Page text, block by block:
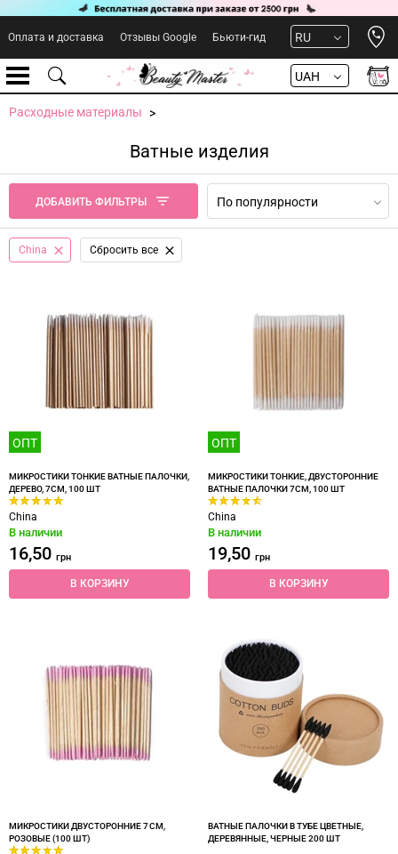
Оплата и доставка Отзывы Google Бьюти-гид RU
UAH
Расходные материалы
Ватные изделия
ДОБАВИТЬ ФИЛЬТРЫ По популярности
China Сбросить все
ОПТ
МИКРОСТИКИ ТОНКИЕ ВАТНЫЕ ПАЛОЧКИ,
ДЕРЕВО, 7СМ, 100 ШТ
China
В наличии
16,50 грн
В КОРЗИНУ
ОПТ
МИКРОСТИКИ ТОНКИЕ, ДВУСТОРОННИЕ
ВАТНЫЕ ПАЛОЧКИ 7СМ, 100 ШТ
China
В наличии
19,50 грн
В КОРЗИНУ
МИКРОСТИКИ ДВУСТОРОННИЕ 7 СМ,
РОЗОВЫЕ (100 ШТ)
ВАТНЫЕ ПАЛОЧКИ В ТУБЕ ЦВЕТНЫЕ,
ДЕРЕВЯННЫЕ, ЧЕРНЫЕ 200 ШТ